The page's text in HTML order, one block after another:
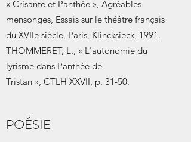
« Crisante et Panthée », Agréables
mensonges, Essais sur le théâtre français
du XVIIe siècle, Paris, Klincksieck, 1991.
THOMMERET, L., « L'autonomie du
lyrisme dans Panthée de
Tristan », CTLH XXVII, p. 31-50.
POÉSIE